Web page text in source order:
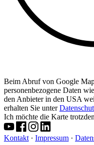
Beim Abruf von Google
personenbezogene Daten
den Anbieter in den USA
erhalten Sie unter
Ich möchte die Karte
Kontakt · Impressum ·